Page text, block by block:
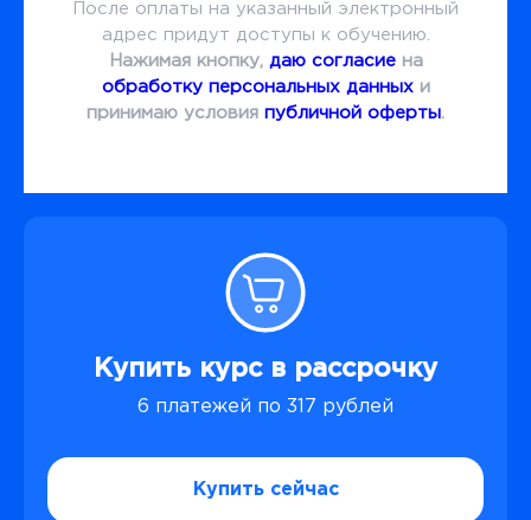
После оплаты на указанный электронный
адрес придут доступы к обучению.
Нажимая кнопку, даю согласиена
обработку персональных данныхи
принимаю условия публичной оферты.
Купить курс в рассрочку
10 платежей по 190 рублей
Купить сейчас